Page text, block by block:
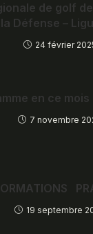
de golf
Défense –
24 février
en ce
7 novembre
19 septembre